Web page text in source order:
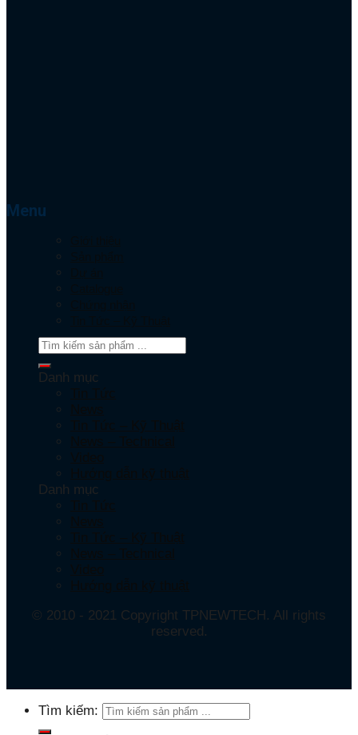
Menu
Danh mục
Danh mục
© 2010 - 2021 Copyright TPNEWTECH. All rights
reserved.
Tìm kiếm: